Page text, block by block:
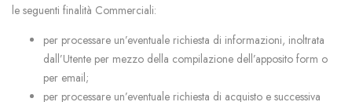
le seguenti finalità Commerciali:
per processare un’eventuale richiesta di informazioni, inoltrata
dall’Utente per mezzo della compilazione dell’apposito form o
per email;
per processare un’eventuale richiesta di acquisto e successiva